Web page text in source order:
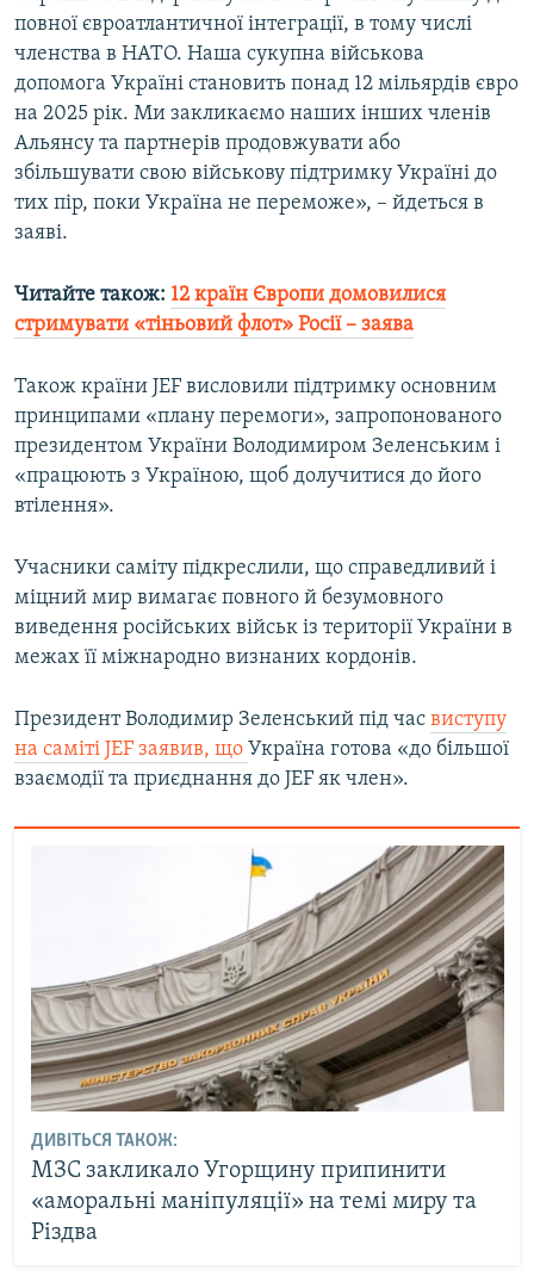
повної євроатлантичної інтеграції, в тому числі
членства в НАТО. Наша сукупна військова
допомога Україні становить понад 12 мільярдів євро
на 2025 рік. Ми закликаємо наших інших членів
Альянсу та партнерів продовжувати або
збільшувати свою військову підтримку Україні до
тих пір, поки Україна не переможе», – йдеться в
заяві.
Читайте також: 12 країн Європи домовилися
стримувати «тіньовий флот» Росії – заява
Також країни JEF висловили підтримку основним
принципами «плану перемоги», запропонованого
президентом України Володимиром Зеленським і
«працюють з Україною, щоб долучитися до його
втілення».
Учасники саміту підкреслили, що справедливий і
міцний мир вимагає повного й безумовного
виведення російських військ із території України в
межах її міжнародно визнаних кордонів.
Президент Володимир Зеленський під час виступу
на саміті JEF заявив, що Україна готова «до більшої
взаємодії та приєднання до JEF як член».
ДИВІТЬСЯ ТАКОЖ:
МЗС закликало Угорщину припинити
«аморальні маніпуляції» на темі миру та
Різдва